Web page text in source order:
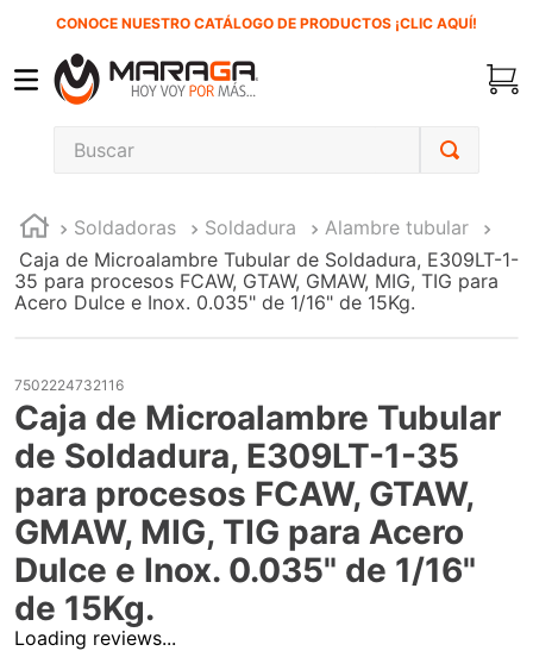
CONOCE NUESTRO CATÁLOGO DE PRODUCTOS ¡CLIC AQUÍ!
Buscar
Soldadoras Soldadura
Alambre tubular
Caja de Microalambre Tubular de Soldadura, E309LT-1-
35 para procesos FCAW, GTAW, GMAW, MIG, TIG para
Acero Dulce e Inox. 0.035" de 1/16" de 15Kg.
7502224732116
Caja de Microalambre Tubular
de Soldadura, E309LT-1-35
para procesos FCAW, GTAW,
GMAW, MIG, TIG para Acero
Dulce e Inox. 0.035" de 1/16"
de 15Kg.
Loading reviews...
1.
inversora
2.
carbones
3.
sierra cinta
interruptor
.
lenox
7
esmeriladora
8.
clavos
9.
ke500